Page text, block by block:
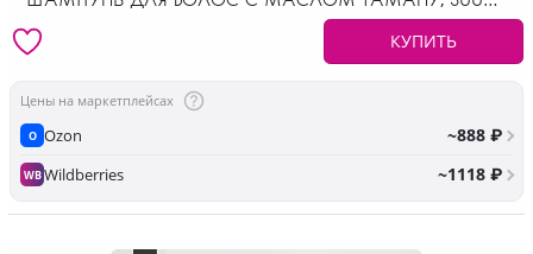
КУПИТЬ
Цены на маркетплейсах
O Ozon ~888 ₽
WBWildberries ~1118 ₽